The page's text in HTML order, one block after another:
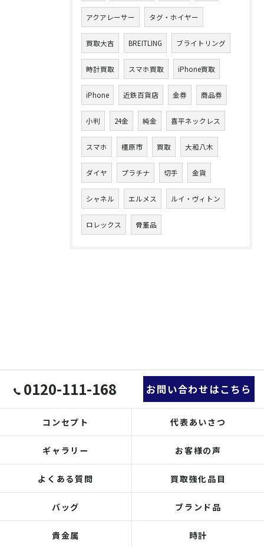
アクアレーサー タグ・ホイヤー
買取大吉 BREITLING ブライトリング
時計買取 スマホ買取 iPhone買取
iPhone 近鉄百貨店 金券 商品券
小判 24金 純金 喜平ネックレス
スマホ 橿原市 買取 大和八木
ダイヤ プラチナ 切手 金貨
シャネル エルメス ルイ・ヴィトン
ロレックス 骨董品
0120-111-168 お問い合わせはこちら
コンセプト 代表あいさつ
ギャラリー お客様の声
よくある質問 買取強化品目
バッグ ブランド品
貴金属 時計